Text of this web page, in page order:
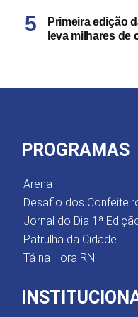
Primeira edição
leva milhares de
PROGRAMAS
Arena
Desafio dos
Jornal do Dia 1ª
Patrulha da Cidade
Tá na Hora RN